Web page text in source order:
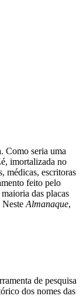
Como seria uma
imortalizada no
médicas, escritoras
feito pelo
das placas
Neste Almanaque,
de pesquisa
dos nomes das